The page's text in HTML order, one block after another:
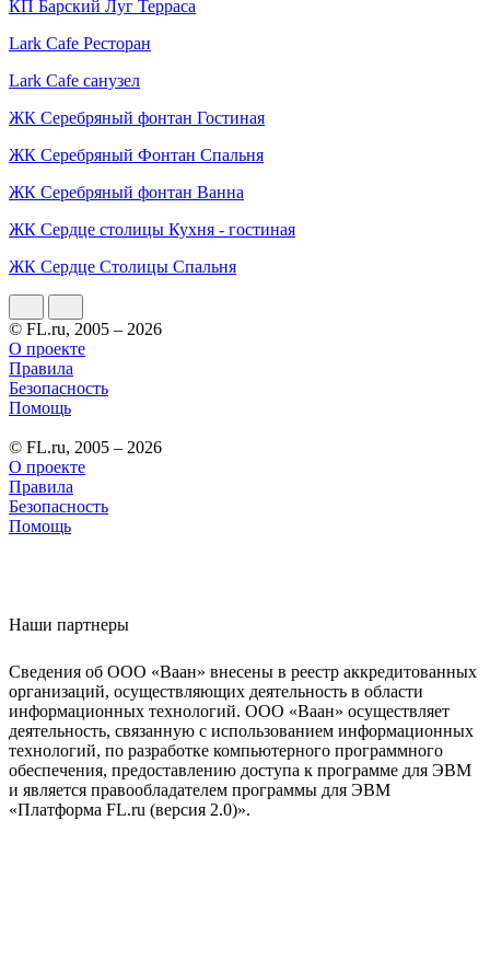
КП Барский Луг Терраса
Lark Cafe Ресторан
Lark Cafe санузел
ЖК Серебряный фонтан Гостиная
ЖК Серебряный Фонтан Спальня
ЖК Серебряный фонтан Ванна
ЖК Сердце столицы Кухня - гостиная
ЖК Сердце Столицы Спальня
© FL.ru, 2005 – 2026
О проекте
Правила
Безопасность
Помощь
© FL.ru, 2005 – 2026
О проекте
Правила
Безопасность
Помощь
Наши партнеры
Сведения об ООО «Ваан» внесены в реестр аккредитованных
организаций, осуществляющих деятельность в области
информационных технологий. ООО «Ваан» осуществляет
деятельность, связанную с использованием информационных
технологий, по разработке компьютерного программного
обеспечения, предоставлению доступа к программе для ЭВМ
и является правообладателем программы для ЭВМ
«Платформа FL.ru (версия 2.0)».